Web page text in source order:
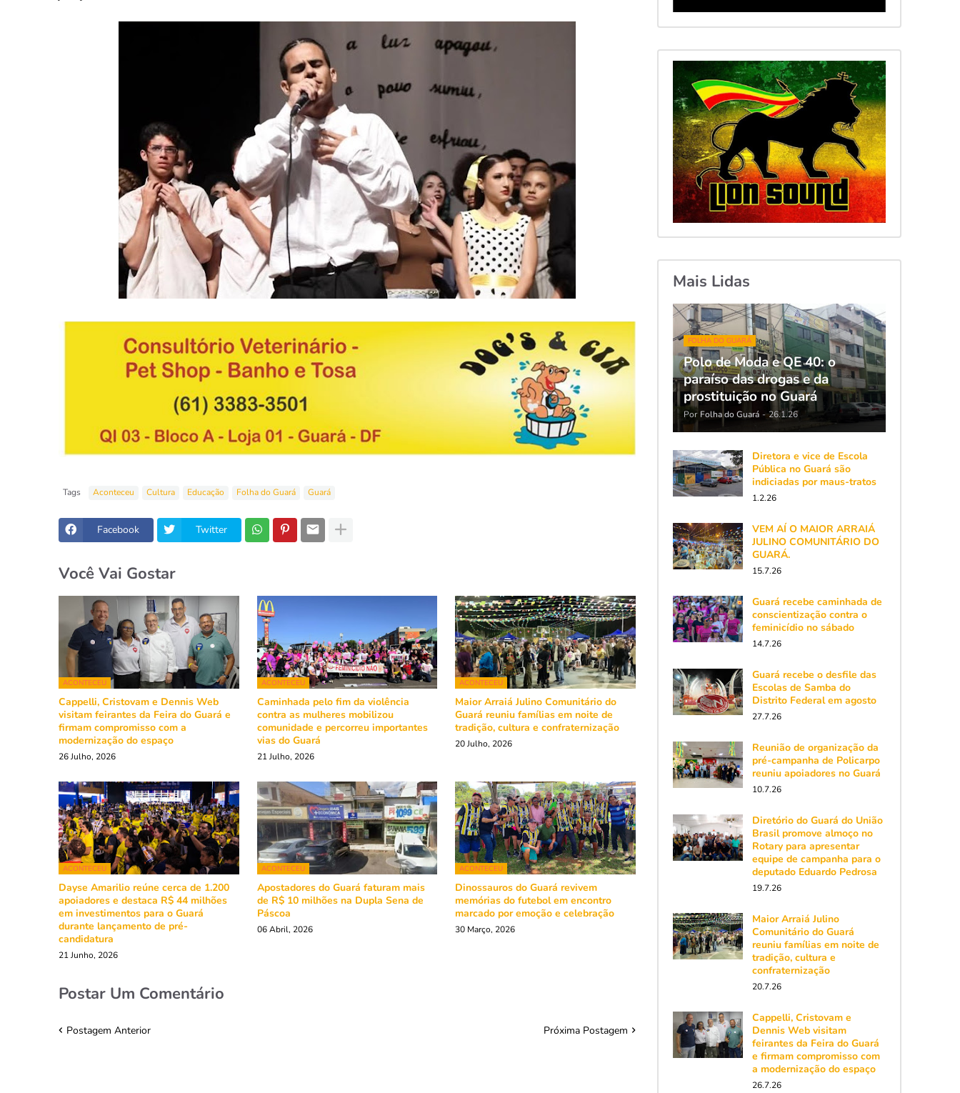
Tags Aconteceu Cultura Educação Folha do Guará Guará
Facebook Twitter
Você Vai Gostar
ACONTECEU
Cappelli, Cristovam e Dennis Web
visitam feirantes da Feira do Guará e
firmam compromisso com a
modernização do espaço
26 Julho, 2026
ACONTECEU
Caminhada pelo fim da violência
contra as mulheres mobilizou
comunidade e percorreu importantes
vias do Guará
21 Julho, 2026
ACONTECEU
Maior Arraiá Julino Comunitário do
Guará reuniu famílias em noite de
tradição, cultura e confraternização
20 Julho, 2026
ACONTECEU
Dayse Amarilio reúne cerca de 1.200
apoiadores e destaca R$ 44 milhões
em investimentos para o Guará
durante lançamento de pré-
candidatura
21 Junho, 2026
ACONTECEU
Apostadores do Guará faturam mais
de R$ 10 milhões na Dupla Sena de
Páscoa
06 Abril, 2026
ACONTECEU
Dinossauros do Guará revivem
memórias do futebol em encontro
marcado por emoção e celebração
30 Março, 2026
Postar Um Comentário
Postagem Anterior Próxima Postagem
Mais Lidas
FOLHA DO GUARÁ
Polo de Moda e QE 40: o
paraíso das drogas e da
prostituição no Guará
Por Folha do Guará - 26.1.26
Diretora e vice de Escola
Pública no Guará são
indiciadas por maus-tratos
1.2.26
VEM AÍ O MAIOR ARRAIÁ
JULINO COMUNITÁRIO DO
GUARÁ.
15.7.26
Guará recebe caminhada de
conscientização contra o
feminicídio no sábado
14.7.26
Guará recebe o desfile das
Escolas de Samba do
Distrito Federal em agosto
27.7.26
Reunião de organização da
pré-campanha de Policarpo
reuniu apoiadores no Guará
10.7.26
Diretório do Guará do União
Brasil promove almoço no
Rotary para apresentar
equipe de campanha para o
deputado Eduardo Pedrosa
19.7.26
Maior Arraiá Julino
Comunitário do Guará
reuniu famílias em noite de
tradição, cultura e
confraternização
20.7.26
Cappelli, Cristovam e
Dennis Web visitam
feirantes da Feira do Guará
e firmam compromisso com
a modernização do espaço
26.7.26